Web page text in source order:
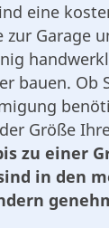
eine
Garage
bauen. Ob
Größe
zu einer
in den